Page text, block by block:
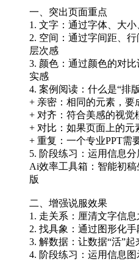
一、突出页面重点
1. 文字：通过字体、大
2. 空间：通过字间距、
层次感
3. 颜色：通过颜色的对
实感
4. 案例阅读：什么是“排
+ 亲密：相同的元素，要
+ 对齐：符合美感的视觉
+ 对比：如果页面上的元
+ 重复：一个专业PPT需
5. 阶段练习：运用信息
Ai效率工具箱：智能初
版​
二、增强说服效果
1. 走关系：厘清文字信
2. 找具象：通过图形化
3. 解数据：让数据“活”起
4. 阶段练习：运用信息